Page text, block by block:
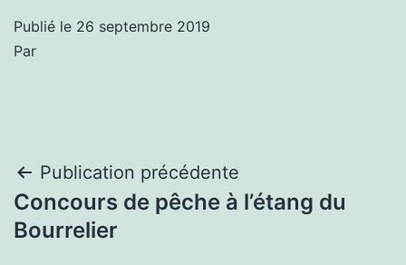
Publié le 26 septembre 2019
Par
Navigation
de
Publication précédente
Concours de pêche à l’étang du
Bourrelier